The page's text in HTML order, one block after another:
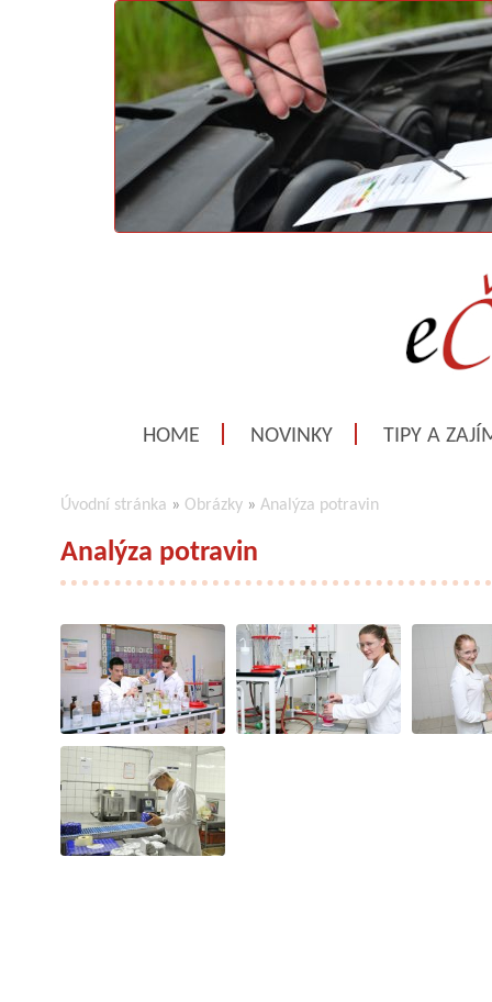
HOME NOVINKY TIPY A
Úvodní stránka » Obrázky » Analýza potravin
Analýza potravin